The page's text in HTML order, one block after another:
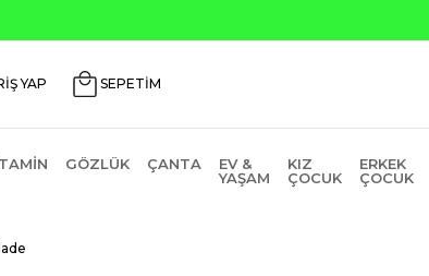
YAP SEPETİM
GÖZLÜK ÇANTA
EV &
YAŞAM
KIZ
ÇOCUK
ERKEK
ÇOCUK